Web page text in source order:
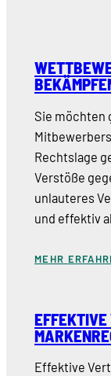
EKÄMPFEN
Sie möchten
Rechtslage
Verstöße
unlauteres
und effektiv
MEHR
EFFEKTIVE
Effektive